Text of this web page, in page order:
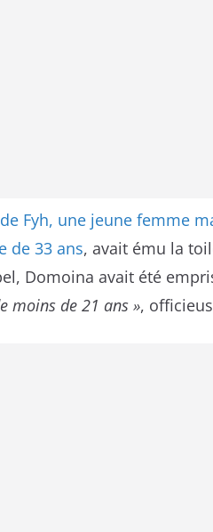
Fyh, une jeune femme
de 33 ans, avait ému la
Domoina avait été
moins de 21 ans »,